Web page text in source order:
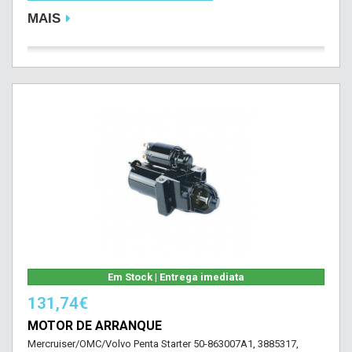
MAIS
Em Stock | Entrega imediata
131,74€
MOTOR DE ARRANQUE
Mercruiser/OMC/Volvo Penta Starter 50-863007A1, 3885317,